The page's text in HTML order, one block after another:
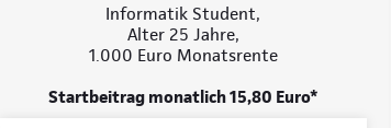
Informatik Student,
Alter 25 Jahre,
1.000 Euro Monatsrente
Startbeitrag monatlich 15,80 Euro*